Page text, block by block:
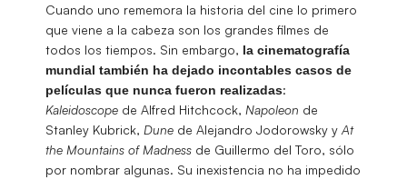
Cuando uno rememora la historia del cine lo primero
que viene a la cabeza son los grandes filmes de
todos los tiempos. Sin embargo, la cinematografía
mundial también ha dejado incontables casos de
películas que nunca fueron realizadas:
Kaleidoscope de Alfred Hitchcock, Napoleon de
Stanley Kubrick, Dune de Alejandro Jodorowsky y At
the Mountains of Madness de Guillermo del Toro, sólo
por nombrar algunas. Su inexistencia no ha impedido